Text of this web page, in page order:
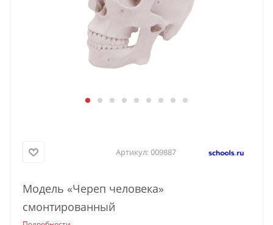
Артикул:009887
Модель «Череп человека»
смонтированный